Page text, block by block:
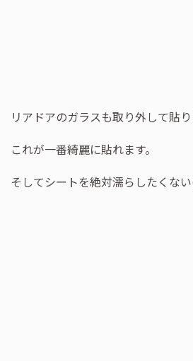
リアドアのガラスも取り外して貼り
これが一番綺麗に貼れます。
そしてシートを絶対濡らしたくな